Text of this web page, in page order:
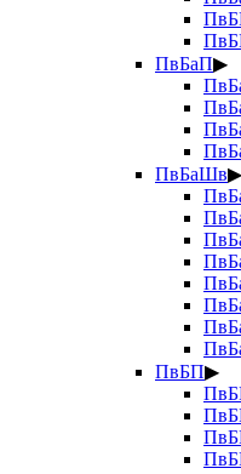
ПвБаП▶
ПвБаШв▶
ПвБП▶